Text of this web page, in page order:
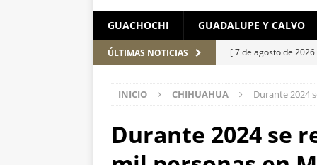
GUACHOCHI GUADALUPE Y CALVO
ÚLTIMAS NOTICIAS [ 7 de agosto de 2026
[ 7 de agosto de
León
INICIO CHIHUAHUA Durante 2024
Durante 2024 se